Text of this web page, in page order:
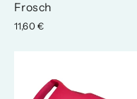
Frosch
11,60 €